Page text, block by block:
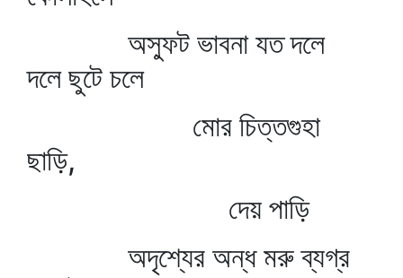
অস্ফুট ভাবনা যত দলে
দলে ছুটে চলে
মোর চিত্তগুহা
ছাড়ি,
দেয় পাড়ি
অদৃশ্যের অন্ধ মরু ব্যগ্র